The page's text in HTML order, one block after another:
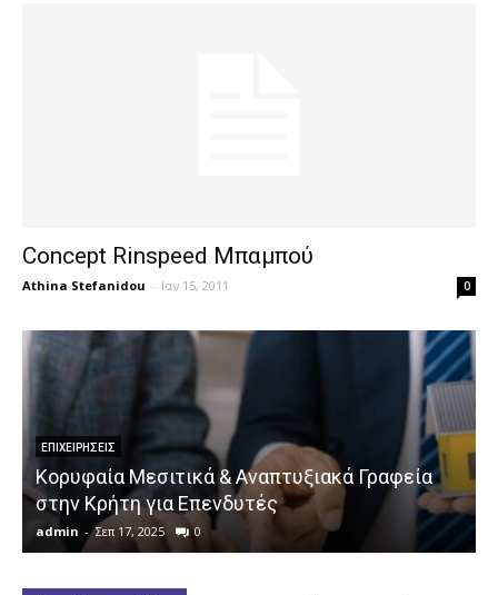
Concept Rinspeed Μπαμπού
Athina Stefanidou - Ιαν 15, 2011 0
ΕΠΙΧΕΙΡΉΣΕΙΣ
Κορυφαία Μεσιτικά & Αναπτυξιακά Γραφεία
στην Κρήτη για Επενδυτές
admin - Σεπ 17, 2025 0